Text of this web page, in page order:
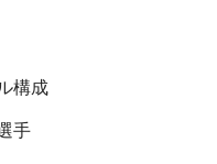
構成
手